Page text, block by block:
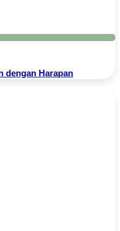
dengan Harapan